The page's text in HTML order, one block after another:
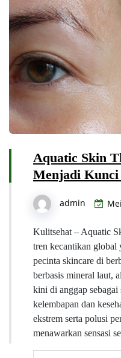
Aquatic Skin
Menjadi
admin
Kulitsehat – Aquatic
tren kecantikan global
pecinta skincare di
berbasis mineral laut,
kini di anggap
kelembapan dan
ekstrem serta polusi
menawarkan sensasi